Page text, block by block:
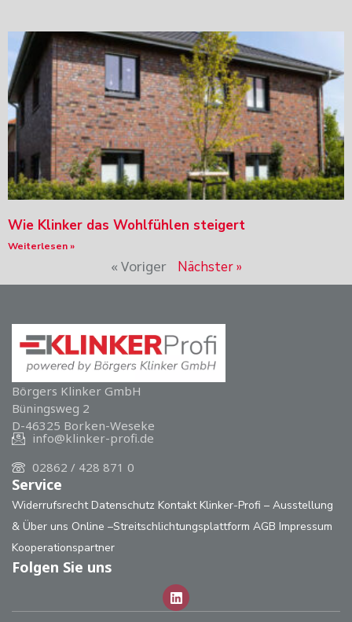
Wie Klinker das Wohlfühlen steigert
Weiterlesen »
« Voriger Nächster »
Börgers Klinker GmbH
Büningsweg 2
D-46325 Borken-Weseke
info@klinker-profi.de
02862 / 428 871 0
Service
Widerrufsrecht Datenschutz Kontakt Klinker-Profi – Ausstellung
& Über uns Online –Streitschlichtungsplattform AGB Impressum
Kooperationspartner
Folgen Sie uns